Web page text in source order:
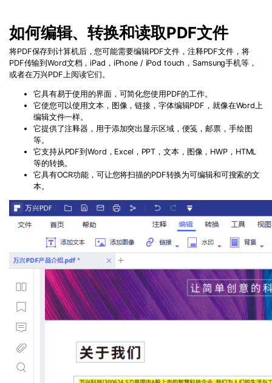
如何编辑、转换和读取PDF文件
将PDF保存到计算机后，您可能需要编辑PDF文件，注释PDF文件，将
PDF传输到Word文档，iPad ， iPhone / iPod touch ， Samsung手机等，
或者在万兴PDF上阅读它们。
它具有易于使用的界面，可简化您使用 PDF的工作。
它使您可以使用文本，图像，链接，字体编辑PDF ，就像在Word 上
编辑文件一样。
它提供了注释器，用于添加突出显示区域，便笺，邮票，手绘图
等。
它支持从 PDF到 Word ， Excel ， PPT ，文本，图像， HWP， HTML
等的转换。
它具有OCR功能，可让您将扫描的PDF转换为可编辑和可搜索的文
本。